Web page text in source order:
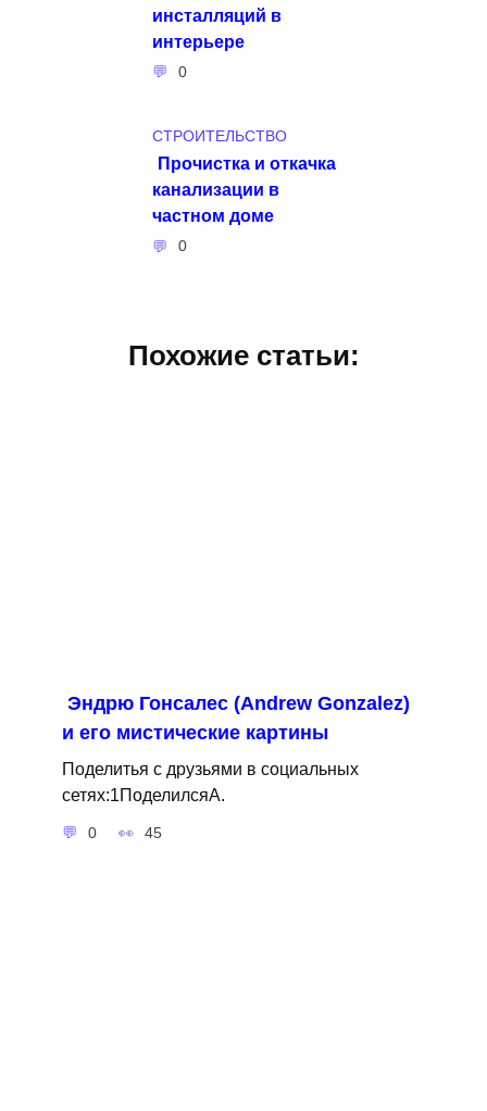
инсталляций в
интерьере
0
СТРОИТЕЛЬСТВО
Прочистка и откачка
канализации в
частном доме
0
Похожие статьи:
Эндрю Гонсалес (Andrew Gonzalez)
и его мистические картины
Поделитья с друзьями в социальных
сетях:1ПоделилсяA.
0 45